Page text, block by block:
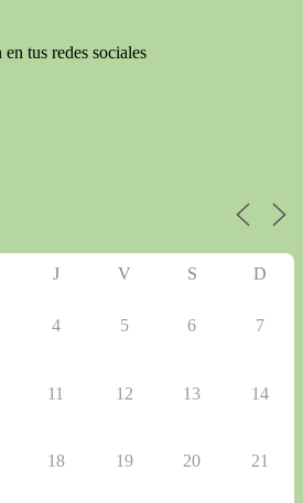
tus redes sociales
J V S D
4 5 6 7
11 12 13 14
18 19 20 21